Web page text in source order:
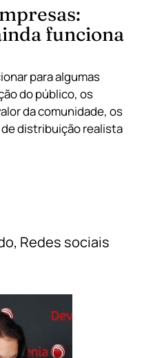
funciona
para algumas
do público, os
da comunidade, os
distribuição realista
, Redes sociais